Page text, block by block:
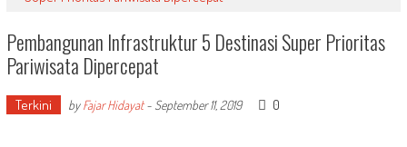
Pembangunan Infrastruktur 5 Destinasi Super Prioritas
Pariwisata Dipercepat
Terkini byFajar Hidayat- September 11, 2019 0